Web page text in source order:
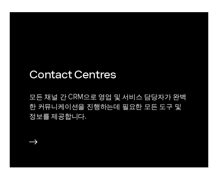
Contact Centres
모든 채널 간 CRM으로 영업 및 서비스 담당자가 완벽
한 커뮤니케이션을 진행하는데 필요한 모든 도구 및
정보를 제공합니다.